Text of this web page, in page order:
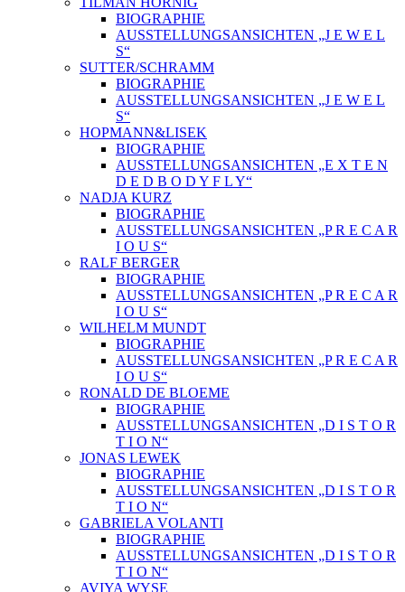
BIOGRAPHIE
AUSSTELLUNGSANSICHTEN „J E W E L
S“
SUTTER/SCHRAMM
BIOGRAPHIE
AUSSTELLUNGSANSICHTEN „J E W E L
S“
HOPMANN&LISEK
BIOGRAPHIE
AUSSTELLUNGSANSICHTEN „E X T E N
D E D B O D Y F L Y“
NADJA KURZ
BIOGRAPHIE
AUSSTELLUNGSANSICHTEN „P R E C A R
I O U S“
RALF BERGER
BIOGRAPHIE
AUSSTELLUNGSANSICHTEN „P R E C A R
I O U S“
WILHELM MUNDT
BIOGRAPHIE
AUSSTELLUNGSANSICHTEN „P R E C A R
I O U S“
RONALD DE BLOEME
BIOGRAPHIE
AUSSTELLUNGSANSICHTEN „D I S T O R
T I O N“
JONAS LEWEK
BIOGRAPHIE
AUSSTELLUNGSANSICHTEN „D I S T O R
T I O N“
GABRIELA VOLANTI
BIOGRAPHIE
AUSSTELLUNGSANSICHTEN „D I S T O R
T I O N“
AVIYA WYSE